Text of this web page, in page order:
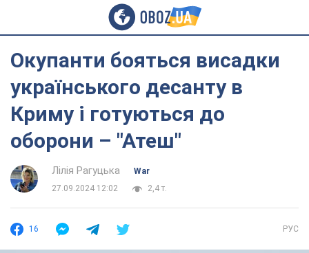
Окупанти бояться висадки
українського десанту в
Криму і готуються до
оборони – "Атеш"
Лілія Рагуцька
War
27.09.2024 12:02
2,4 т.
16 РУС